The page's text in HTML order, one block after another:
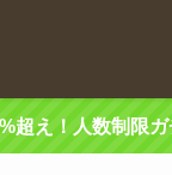
超え！人数制限